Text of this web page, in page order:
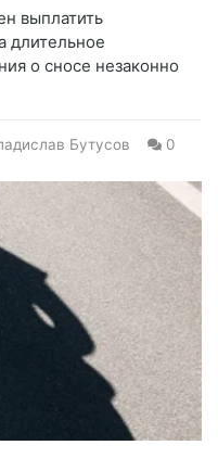
выплатить
длительное
о сносе незаконно
Бутусов 0